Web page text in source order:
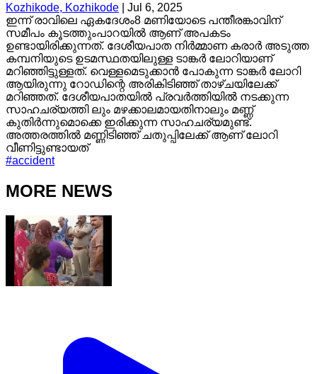
Kozhikode, Kozhikode
Jul 6, 2025
ഇന്ന് രാവിലെ ഏകദേശം8 മണിയോടെ പന്തീരങ്കാവിന്
സമീപം കൂടത്തുംപാറയിൽ ആണ് അപകടം
ഉണ്ടായിരിക്കുന്നത്. ദേശീയപാത നിർമ്മാണ കരാർ അടുത്ത
കമ്പനിയുടെ ഉടമസ്ഥതയിലുള്ള ടാങ്കർ ലോറിയാണ്
മറിഞ്ഞിട്ടുള്ളത്. വെള്ളമെടുക്കാൻ പോകുന്ന ടാങ്കർ ലോറി
ആയിരുന്നു റോഡിന്റെ അരികിടിഞ്ഞ് താഴ്ചയിലേക്ക്
മറിഞ്ഞത്. ദേശീയപാതയിൽ പ്രവർത്തിയിൽ നടക്കുന്ന
സാഹചര്യത്തി ലും മഴക്കാലമായതിനാലും മണ്ണ്
കുതിർന്നുമൊക്കെ ഇരിക്കുന്ന സാഹചര്യമുണ്ട്.
അത്തരത്തിൽ മണ്ണിടിഞ്ഞ് ചതുപ്പിലേക്ക് ആണ് ലോറി
വീണിട്ടുണ്ടായത്
#accident
MORE NEWS